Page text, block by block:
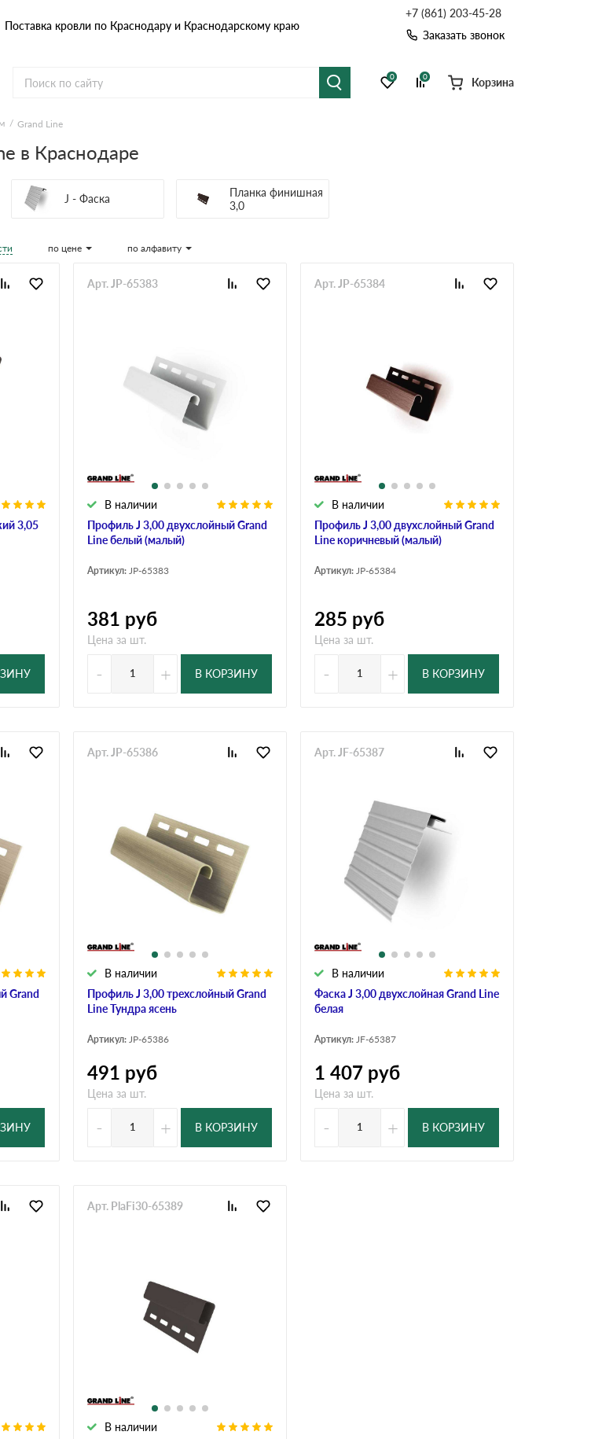
Поставка кровли по Краснодару и Краснодарскому краю
+7 (861) 203-45-28
Заказать звонок
Натуральная керамическая
0 0 Корзина
Grand Line
в Краснодаре
J - Фаска
Планка финишная
3,0
по цене по алфавиту
3,05
Профиль J 3,00 двухслойный Grand
Line белый (малый)
В наличии
Арт. JP-65383
Артикул: JP-65383
381 руб
Цена за шт.
- + В КОРЗИНУ
Профиль J 3,00 двухслойный Grand
Line коричневый (малый)
В наличии
Арт. JP-65384
Артикул: JP-65384
285 руб
Цена за шт.
- + В КОРЗИНУ
Grand
Профиль J 3,00 трехслойный Grand
Line Тундра ясень
В наличии
Арт. JP-65386
Артикул: JP-65386
491 руб
Цена за шт.
- + В КОРЗИНУ
Фаска J 3,00 двухслойная Grand Line
белая
В наличии
Арт. JF-65387
Артикул: JF-65387
1 407 руб
Цена за шт.
- + В КОРЗИНУ
В наличии
Арт. PlaFi30-65389